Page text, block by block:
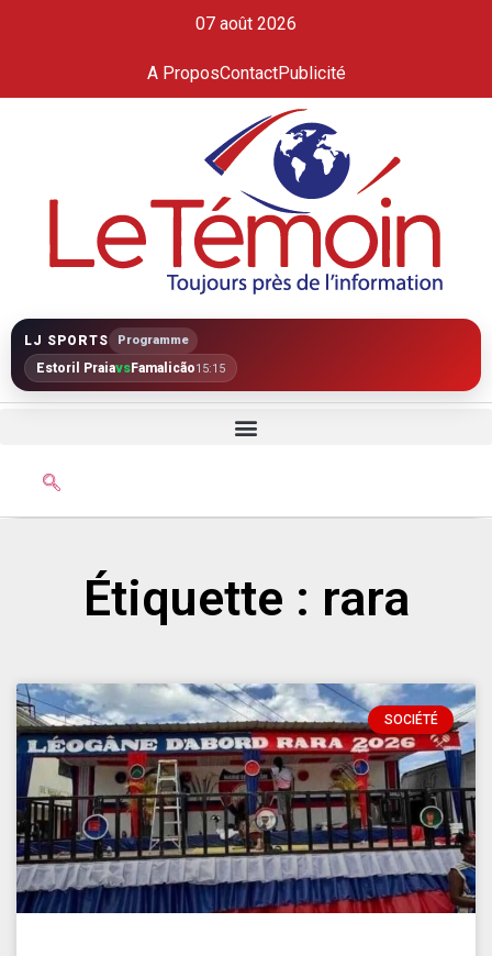
07 août 2026
A ProposContactPublicité
LJ SPORTS Programme
Estoril PraiavsFamalicão15:15
Étiquette : rara
SOCIÉTÉ